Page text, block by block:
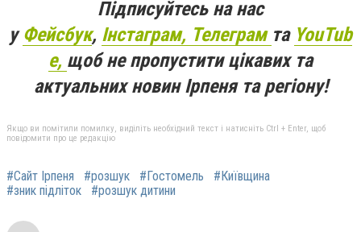
Підписуйтесь на нас
уФейсбук, Інстаграм, Телеграм та YouTub
e, щоб не пропустити цікавих та
актуальних новин Ірпеня та регіону!
Якщо ви помітили помилку, виділіть необхідний текст і натисніть Ctrl + Enter, щоб
повідомити про це редакцію
#Сайт Ірпеня #розшук #Гостомель
#Київщина
#зник підліток
#розшук дитини